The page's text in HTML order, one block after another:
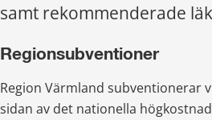
samt rekommenderade
Regionsubventioner
Region Värmland subventionerar
sidan av det nationella